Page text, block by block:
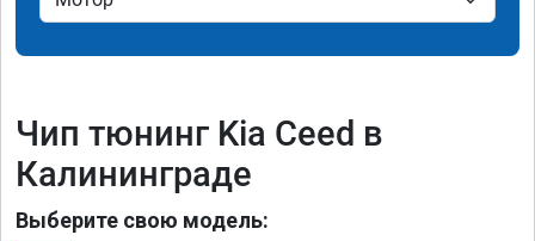
Чип тюнинг Kia Ceed в
Калининграде
Выберите свою модель: